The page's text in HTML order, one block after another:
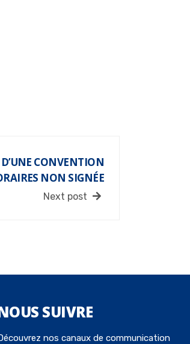
D’UNE CONVENTION
NON SIGNÉE
Next post
SUIVRE
nos canaux de communication